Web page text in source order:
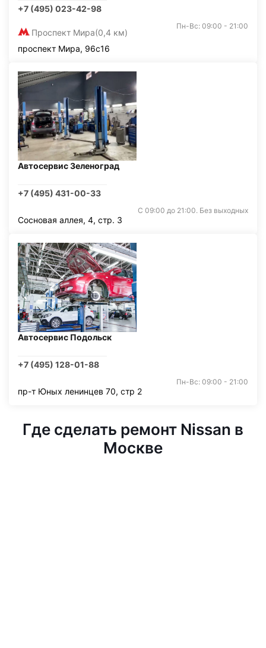
+7 (495) 023-42-98
Проспект Мира(0,4 км)
Пн-Вс: 09:00 - 21:00
проспект Мира, 96с16
Автосервис Зеленоград
+7 (495) 431-00-33
С 09:00 до 21:00. Без выходных
Сосновая аллея, 4, стр. 3
Автосервис Подольск
+7 (495) 128-01-88
Пн-Вс: 09:00 - 21:00
пр-т Юных ленинцев 70, стр 2
Где сделать ремонт Nissan в
Москве